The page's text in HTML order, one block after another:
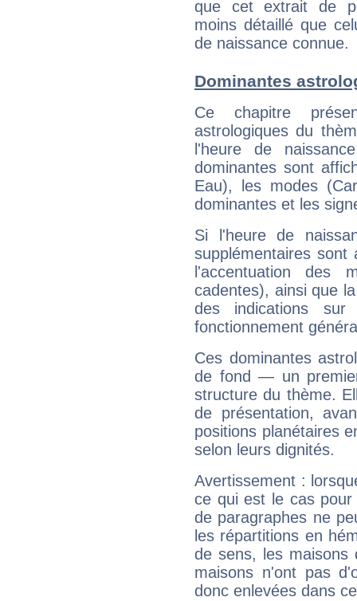
que cet extrait de
moins détaillé que
de naissance connue.
Dominantes
Ce chapitre
astrologiques du
l'heure de
dominantes sont
Eau), les modes
dominantes et les
Si l'heure de
supplémentaires sont
l'accentuation des
cadentes), ainsi que
des indications sur
fonctionnement
Ces dominantes
de fond — un
structure du thème.
de présentation,
positions planétaires
selon leurs dignités.
Avertissement :
ce qui est le cas
de paragraphes ne
les répartitions en
de sens, les maisons
maisons n'ont pas
donc enlevées dans